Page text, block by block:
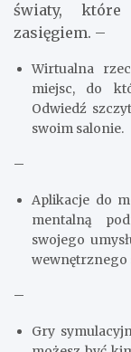
światy,
zasięgiem. –
Wirtualna
miejsc, do
Odwiedź
swoim salonie.
–
Aplikacje do
mentalną
swojego
wewnętrznego
–
Gry